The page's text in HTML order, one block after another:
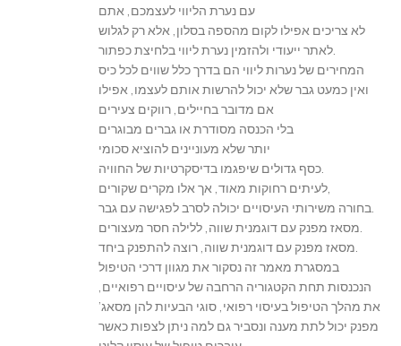
עם נערת הליווי לעצמכם, אתם
לא צריכים אפילו לקום מהספה בסלון, אלא רק לגלוש
המחירים של נערות ליווי הם בדרך כלל שווים לכל כיס
ואין כמעט גבר שלא יכול להרשות אותם לעצמו, אפילו
אם מדובר בחיילים, רווקים צעירים
בלי הכנסה מסודרת או גברים מבוגרים
יותר שלא מעוניינים להוציא סכומי
במסגרת מאמר זה נסקור את מגוון דרכי הטיפול
הנכנסות תחת הקטגוריה הרחבה של עיסויים רפואיים,
את מהלך הטיפול בעיסוי רפואי, סוגי הבעיות להן מסאג’
מפנק יכול לתת מענה ונסביר גם למה ניתן לצפות כאשר